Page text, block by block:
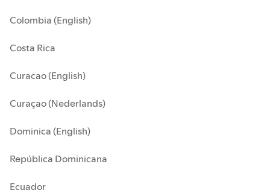
Colombia (English)
Costa Rica
Curacao (English)
Curaçao (Nederlands)
Dominica (English)
República Dominicana
Ecuador